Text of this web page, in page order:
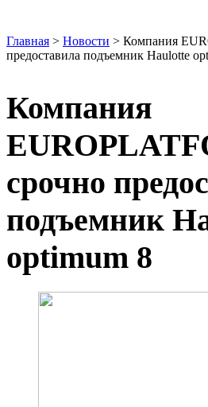
Главная > Новости > Компания
предоставила подъемник Haulotte
Компания
срочно
подъемник
optimum 8